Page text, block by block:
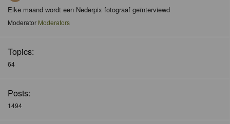
Elke maand wordt een Nederpix fotograaf geïnterviewd
Moderator Moderators
Topics:
64
Posts:
1494